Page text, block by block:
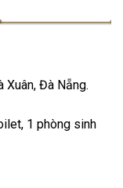
Đà Nẵng.
1 phòng sinh